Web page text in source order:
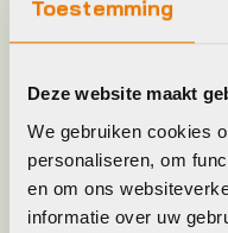
Toestemming
Deze website maakt
We gebruiken cookies
personaliseren, om
en om ons
informatie over uw
Merk
Kleur